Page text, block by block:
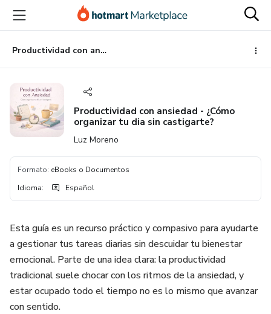
principal
página
de
página
Productividad con ansiedad - ¿Cómo organizar tu dia sin castigarte?
Productividad con ansiedad - ¿Cómo
organizar tu dia sin castigarte?
Luz Moreno
Formato: eBooks o Documentos
Idioma: Español
Esta guía es un recurso práctico y compasivo para ayudarte
a gestionar tus tareas diarias sin descuidar tu bienestar
emocional. Parte de una idea clara: la productividad
tradicional suele chocar con los ritmos de la ansiedad, y
estar ocupado todo el tiempo no es lo mismo que avanzar
con sentido.